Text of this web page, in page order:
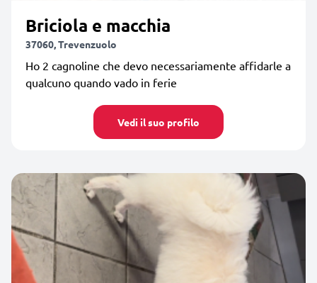
Briciola e macchia
37060, Trevenzuolo
Ho 2 cagnoline che devo necessariamente affidarle a
qualcuno quando vado in ferie
Vedi il suo profilo